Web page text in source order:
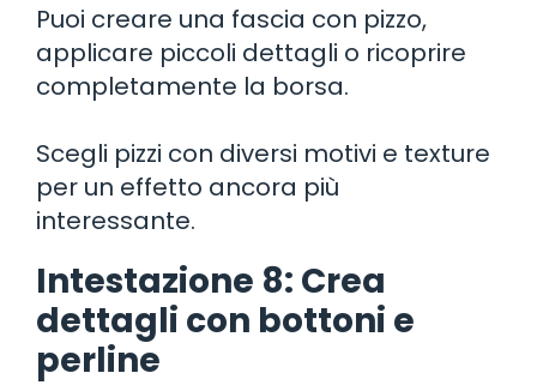
Puoi creare una fascia con pizzo,
applicare piccoli dettagli o ricoprire
completamente la borsa.
Scegli pizzi con diversi motivi e texture
per un effetto ancora più
interessante.
Intestazione 8: Crea
dettagli con bottoni e
perline